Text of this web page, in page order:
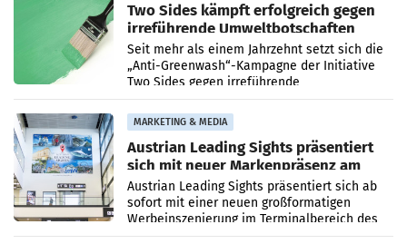
Two Sides kämpft erfolgreich gegen
irreführende Umweltbotschaften
beim Papiereinsatz
Seit mehr als einem Jahrzehnt setzt sich die
„Anti-Greenwash“-Kampagne der Initiative
Two Sides gegen irreführende
Umweltaussagen bei Papierkommunikation
und papierbasierten Verpackungen
MARKETING & MEDIA
Austrian Leading Sights präsentiert
sich mit neuer Markenpräsenz am
Flughafen Wien
Austrian Leading Sights präsentiert sich ab
sofort mit einer neuen großformatigen
Werbeinszenierung im Terminalbereich des
Flughafen Wien. Die Präsenz befindet sich im